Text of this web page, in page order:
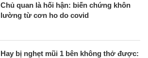
Chủ quan là hối hận: biến chứng khôn
lường từ cơn ho do covid
Hay bị nghẹt mũi 1 bên không thở được: